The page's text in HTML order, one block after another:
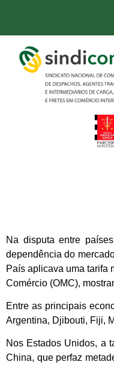
Na disputa entre
dependência do
País aplicava uma tarifa
Comércio (OMC),
Entre as principais
Argentina, Djibouti, Fiji,
Nos Estados Unidos, a
China, que perfaz